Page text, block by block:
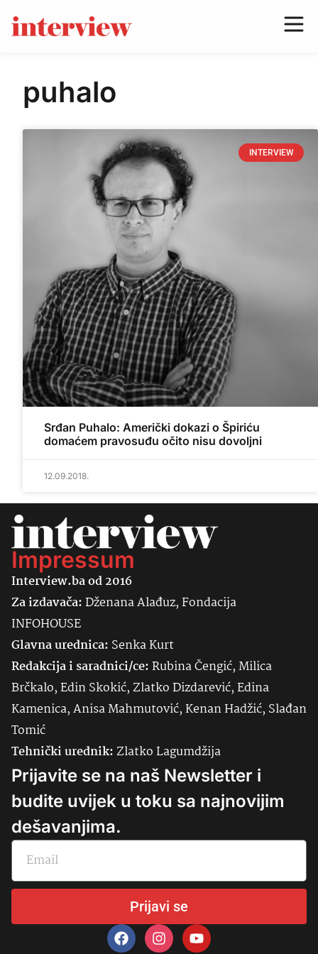
puhalo
INTERVIEW
Srđan Puhalo: Američki dokazi o Špiriću
domaćem pravosuđu očito nisu dovoljni
12.09.2018.
Impressum
Interview.ba od 2016
Za izdavača:Dženana Alađuz, Fondacija
INFOHOUSE
Glavna urednica: SenkaKurt
Redakcija i saradnici/ce:Rubina Čengić, Milica
Brčkalo, Edin Skokić, Zlatko Dizdarević, Edina
Kamenica, Anisa Mahmutović, Kenan Hadžić, Slađan
Tomić
Tehnički urednik:Zlatko Lagumdžija
Prijavite se na naš Newsletter i
budite uvijek u toku sa najnovijim
dešavanjima.
Prijavi se